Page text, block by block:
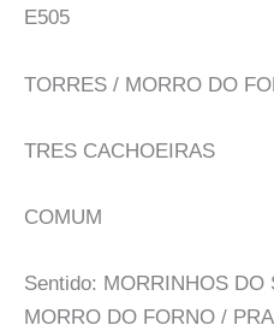
E505
TORRES / MORRO DO
TRES CACHOEIRAS
COMUM
Sentido: MORRINHOS DO
MORRO DO FORNO /